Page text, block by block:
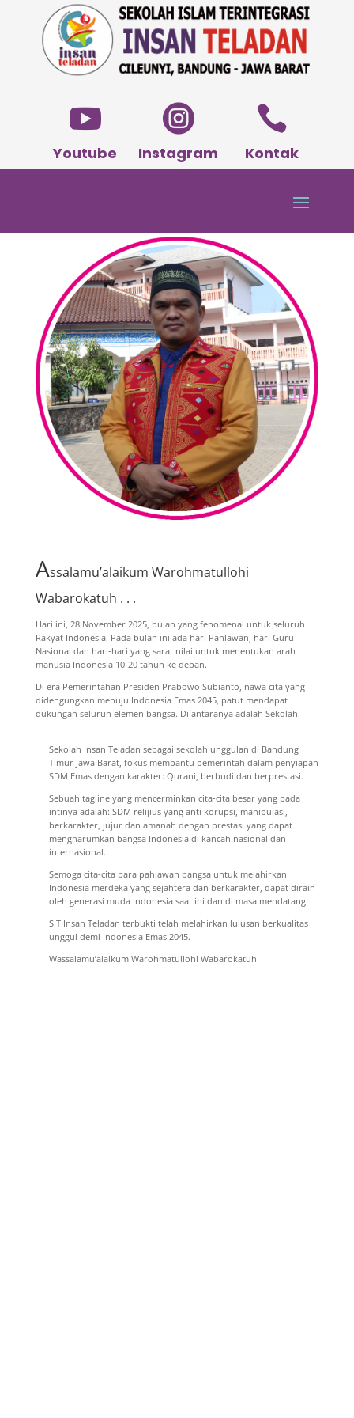

Kontak

Instagram

Youtube
Assalamu’alaikum Warohmatullohi
Wabarokatuh . . .
Hari ini, 28 November 2025, bulan yang fenomenal untuk seluruh
Rakyat Indonesia. Pada bulan ini ada hari Pahlawan, hari Guru
Nasional dan hari-hari yang sarat nilai untuk menentukan arah
manusia Indonesia 10-20 tahun ke depan.
Di era Pemerintahan Presiden Prabowo Subianto, nawa cita yang
didengungkan menuju Indonesia Emas 2045, patut mendapat
dukungan seluruh elemen bangsa. Di antaranya adalah Sekolah.
Sekolah Insan Teladan sebagai sekolah unggulan di Bandung
Timur Jawa Barat, fokus membantu pemerintah dalam penyiapan
SDM Emas dengan karakter: Qurani, berbudi dan berprestasi.
Sebuah tagline yang mencerminkan cita-cita besar yang pada
intinya adalah: SDM relijius yang anti korupsi, manipulasi,
berkarakter, jujur dan amanah dengan prestasi yang dapat
mengharumkan bangsa Indonesia di kancah nasional dan
internasional.
Semoga cita-cita para pahlawan bangsa untuk melahirkan
Indonesia merdeka yang sejahtera dan berkarakter, dapat diraih
oleh generasi muda Indonesia saat ini dan di masa mendatang.
SIT Insan Teladan terbukti telah melahirkan lulusan berkualitas
unggul demi Indonesia Emas 2045.
Wassalamu’alaikum Warohmatullohi Wabarokatuh